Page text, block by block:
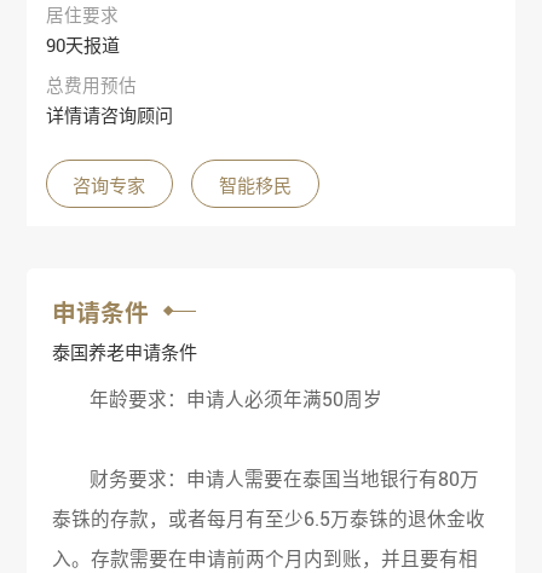
居住要求
90天报道
总费用预估
详情请咨询顾问
咨询专家 智能移民
申请条件
泰国养老申请条件
年龄要求‌：申请人必须年满50周岁‌
‌财务要求‌：申请人需要在泰国当地银行有80万
泰铢的存款，或者每月有至少6.5万泰铢的退休金收
入‌。存款需要在申请前两个月内到账，并且要有相